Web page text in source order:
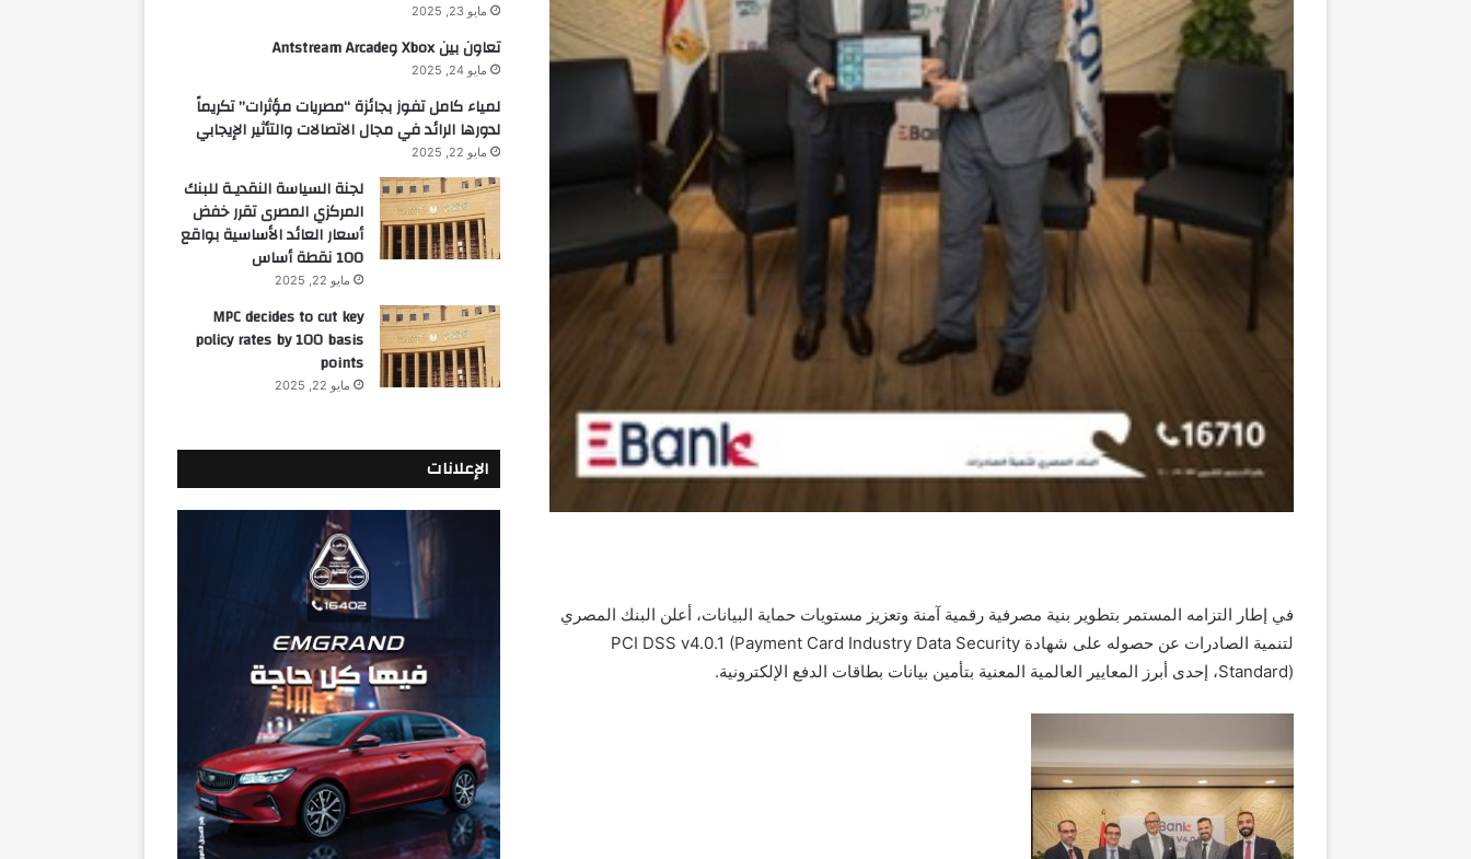
في إطار التزامه المستمر بتطوير بنية مصرفية رقمية آمنة وتعزيز مستويات حماية البيانات، أعلن البنك المصري
لتنمية الصادرات عن حصوله على شهادة PCI DSS v4.0.1 (Payment Card Industry Data Security
Standard)، إحدى أبرز المعايير العالمية المعنية بتأمين بيانات بطاقات الدفع الإلكترونية.
مايو 23, 2025
تعاون بين Xbox وAntstream Arcade
مايو 24, 2025
لمياء كامل تفوز بجائزة “مصريات مؤثرات” تكريماً
لدورها الرائد في مجال الاتصالات والتأثير الإيجابي
مايو 22, 2025
لجنة السياسة النقديـة للبنك
المركزي المصرى تقرر خفض
أسعار العائد الأساسية بواقع
100 نقطة أساس
مايو 22, 2025
MPC decides to cut key
policy rates by 100 basis
points
مايو 22, 2025
الإعلانات